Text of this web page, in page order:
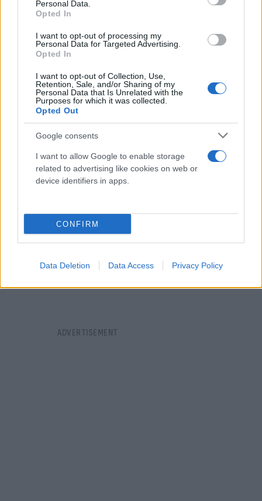
Personal Data.
Opted In
I want to opt-out of processing my
Personal Data for Targeted Advertising.
Opted In
I want to opt-out of Collection, Use,
Retention, Sale, and/or Sharing of my
Personal Data that Is Unrelated with the
Purposes for which it was collected.
Opted Out
Google consents
I want to allow Google to enable storage
related to advertising like cookies on web or
device identifiers in apps.
CONFIRM
Data Deletion Data Access Privacy Policy
στιγμή του σεισμού 7,1 Ρίχτερ - Αγκάλιασαν τον
ασθενή
07.08.2026 ΓΙΏΡΓΟΣ ΓΕΩΡΓΑΚΌΠΟΥΛΟΣ